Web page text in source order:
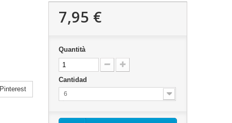
Pinterest
7,95 €
Quantità
Cantidad
6